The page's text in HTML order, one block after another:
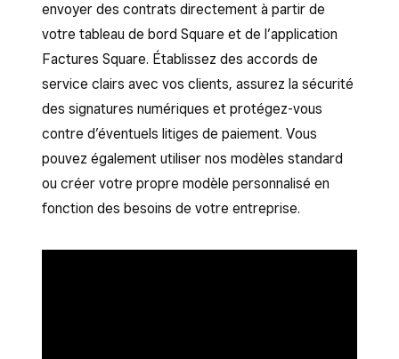
envoyer des contrats directement à partir de
votre tableau de bord Square et de l’application
Factures Square. Établissez des accords de
service clairs avec vos clients, assurez la sécurité
des signatures numériques et protégez-vous
contre d’éventuels litiges de paiement. Vous
pouvez également utiliser nos modèles standard
ou créer votre propre modèle personnalisé en
fonction des besoins de votre entreprise.